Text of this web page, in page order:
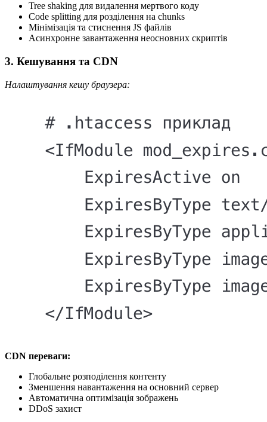
Tree shaking для видалення мертвого коду
Code splitting для розділення на chunks
Мінімізація та стиснення JS файлів
Асинхронне завантаження неосновних скриптів
3. Кешування та CDN
Налаштування кешу браузера:
CDN переваги:
Глобальне розподілення контенту
Зменшення навантаження на основний сервер
Автоматична оптимізація зображень
DDoS захист